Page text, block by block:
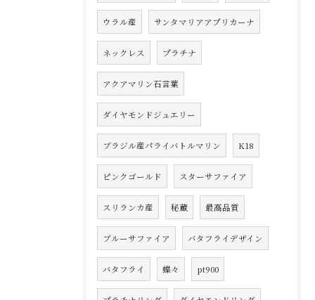
ウラル産 サンタマリアアプリカーナ
ネックレス プラチナ
アクアマリン石言葉
ダイヤモンドジュエリー
ブラジル産パライバトルマリン K18
ピンクゴールド スターサファイア
スリランカ産 秘蔵 最高品質
ブルーサファイア バタフライデザイン
バタフライ 蝶々 pt900